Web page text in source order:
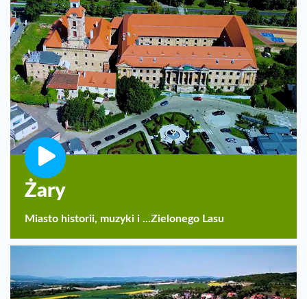
Żary
Miasto historii, muzyki i ...Zielonego Lasu